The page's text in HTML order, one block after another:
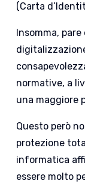
(Carta
Insomma,
normative, a
una maggiore
Questo però
protezione
informatica
essere molto